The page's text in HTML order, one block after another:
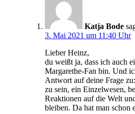
Katja Bode
3. Mai 2021 um 11:40 Uhr
Lieber Heinz,
du weißt ja, dass ich auch
Margarethe-Fan bin. Und
Antwort auf deine Frage
zu sein, ein Einzelwesen,
Reaktionen auf die Welt
bleiben. Da hat man schon